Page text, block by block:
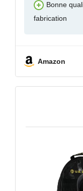
Bonne
fabrication
Amazon